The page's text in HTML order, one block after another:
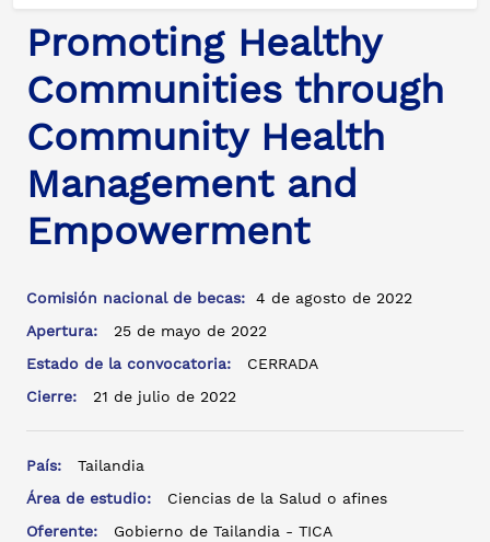
Promoting Healthy
Communities through
Community Health
Management and
Empowerment
Comisión nacional de becas: 4 de agosto de 2022
Apertura:
25 de mayo de 2022
Estado de la convocatoria:
CERRADA
Cierre:
21 de julio de 2022
País:
Tailandia
Área de estudio:
Ciencias de la Salud o afines
Oferente:
Gobierno de Tailandia - TICA